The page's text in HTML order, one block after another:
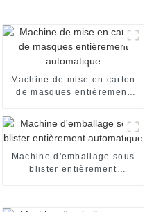
Machine de mise en carton
de masques entièrement
Machine d'emballage sous
blister entièrement